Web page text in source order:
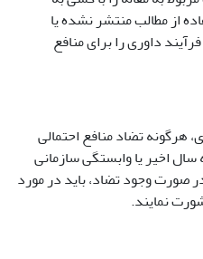
از مطالب منتشر نشده یا
داوری را برای منافع
هرگونه تضاد منافع احتمالی
اخیر یا وابستگی سازمانی
صورت وجود تضاد، باید در مورد
نمایند.